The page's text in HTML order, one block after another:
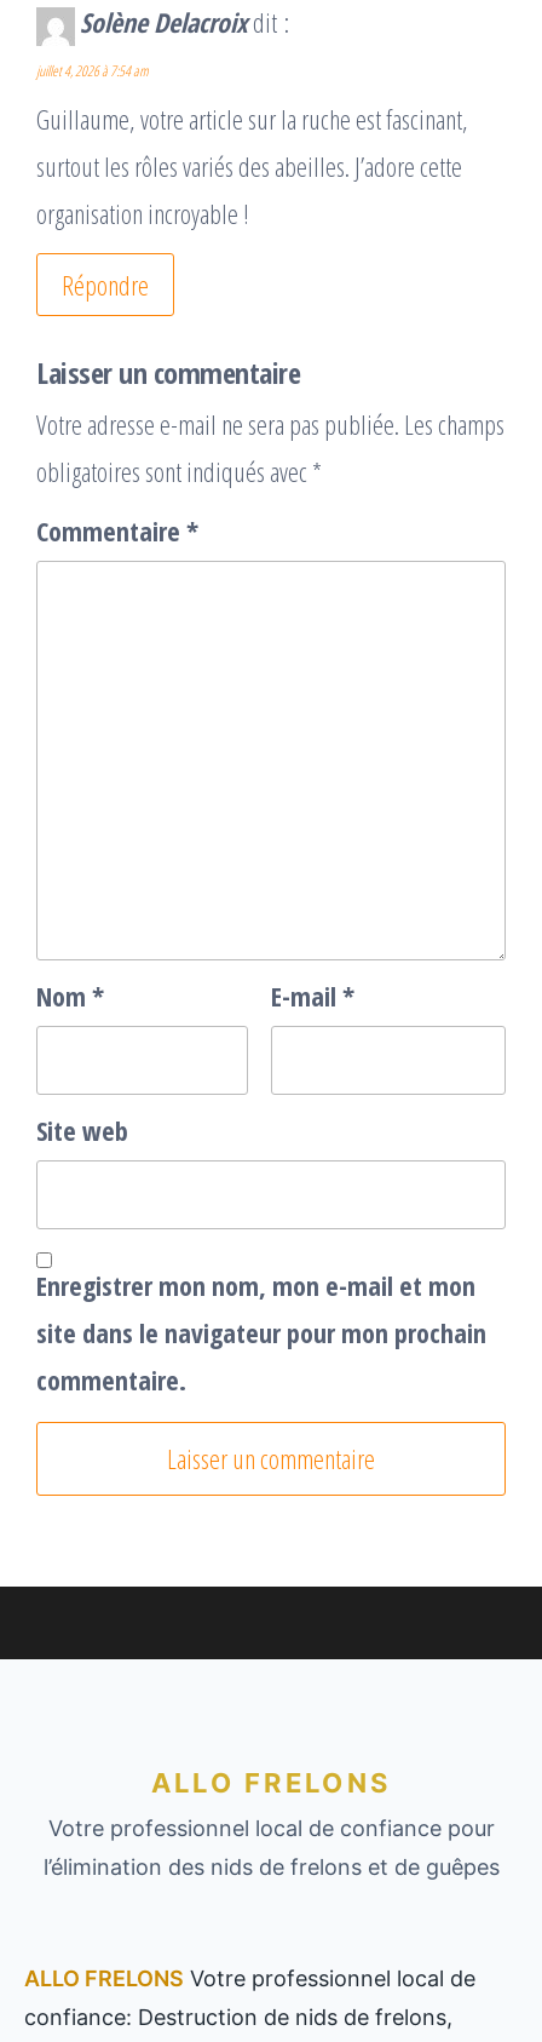
Solène Delacroixdit :
juillet 4, 2026 à 7:54 am
Guillaume, votre article sur la ruche est fascinant,
surtout les rôles variés des abeilles. J’adore cette
organisation incroyable !
Répondre
Laisser un commentaire
Votre adresse e-mail ne sera pas publiée. Les champs
obligatoires sont indiqués avec *
Commentaire *
Nom * E-mail *
Site web
Enregistrer mon nom, mon e-mail et mon
site dans le navigateur pour mon prochain
commentaire.
ALLO FRELONS
Votre professionnel local de confiance pour
l’élimination des nids de frelons et de guêpes
ALLO FRELONS Votre professionnel local de
confiance: Destruction de nids de frelons,